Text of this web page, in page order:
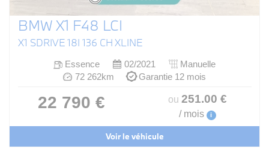
BMW X1 F48 LCI
X1 SDRIVE 18I 136 CH XLINE
Essence 02/2021
Manuelle
72 262km
Garantie 12 mois
22 790 € ou 251.00 €
/ mois i
Voir le véhicule